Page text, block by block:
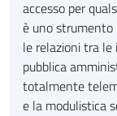
accesso per
è uno strumento
le relazioni tra le
pubblica
totalmente
e la modulistica